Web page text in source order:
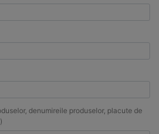
denumireile produselor, placute de